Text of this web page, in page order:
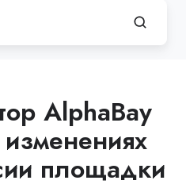
AlphaBay
площадки